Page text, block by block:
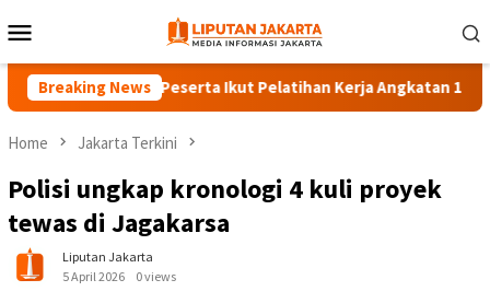
to
Menu
Breaking News
140 Peserta Ikut Pelatihan Kerja Angkatan 1 di PPKD
Home Jakarta Terkini
Polisi ungkap kronologi 4 kuli proyek
tewas di Jagakarsa
Liputan Jakarta
5 April 2026
0 views